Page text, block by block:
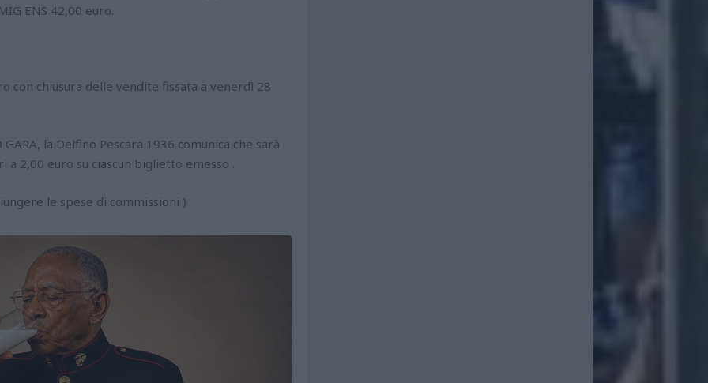
ENS 42,00 euro.
con chiusura delle vendite fissata a venerdì 28
GARA, la Delfino Pescara 1936 comunica che sarà
2,00 euro su ciascun biglietto emesso .
le spese di commissioni )